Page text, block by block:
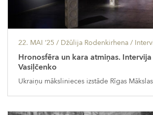
22. MAI ’25 / Džūlija Rodenkirhena /
Hronosfēra un kara atmiņas. Intervija
Vasiļčenko
Ukraiņu mākslinieces izstāde Rīgas